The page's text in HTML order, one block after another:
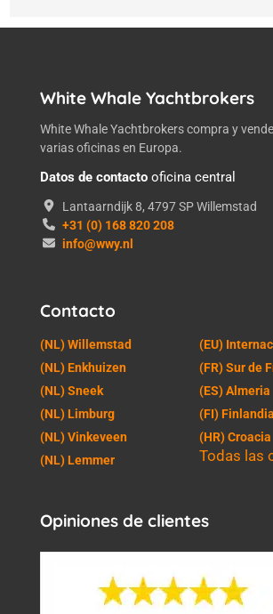
White Whale Yachtbrokers
White Whale Yachtbrokers compra y
varias oficinas en Europa.
Datos de contactooficina central
Lantaarndijk 8, 4797 SP Willemstad
+31 (0) 168 820 208
info@wwy.nl
Contacto
(NL) Willemstad
(NL) Enkhuizen
(NL) Sneek
(NL) Limburg
(NL) Vinkeveen
(NL) Lemmer
(EU)
(FR) Sur de
(ES) Almeria
(FI) Finlandia
(HR) Croacia
Todas las
Opiniones de clientes